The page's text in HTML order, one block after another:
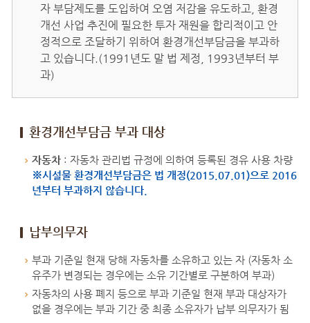
자 부담제도를 도입하여 오염 저감을 유도하고, 환경
개선 사업 추진에 필요한 투자 재원을 합리적이고 안
정적으로 조달하기 위하여 환경개선부담금을 부과하
고 있습니다.(1991년도 말 법 제정, 1993년부터 부
과)
환경개선부담금 부과 대상
자동차 : 자동차 관리법 규정에 의하여 등록된 경유 사용 차량
※시설물 환경개선부담금은 법 개정(2015.07.01)으로 2016
년부터 부과하지 않습니다.
납부의무자
부과 기준일 현재 당해 자동차를 소유하고 있는 자 (자동차 소
유주가 변경되는 경우에는 소유 기간별로 구분하여 부과)
자동차의 사용 폐지 등으로 부과 기준일 현재 부과 대상자가
없을 경우에는 부과 기간 중 최종 소유자가 납부 의무자가 됨